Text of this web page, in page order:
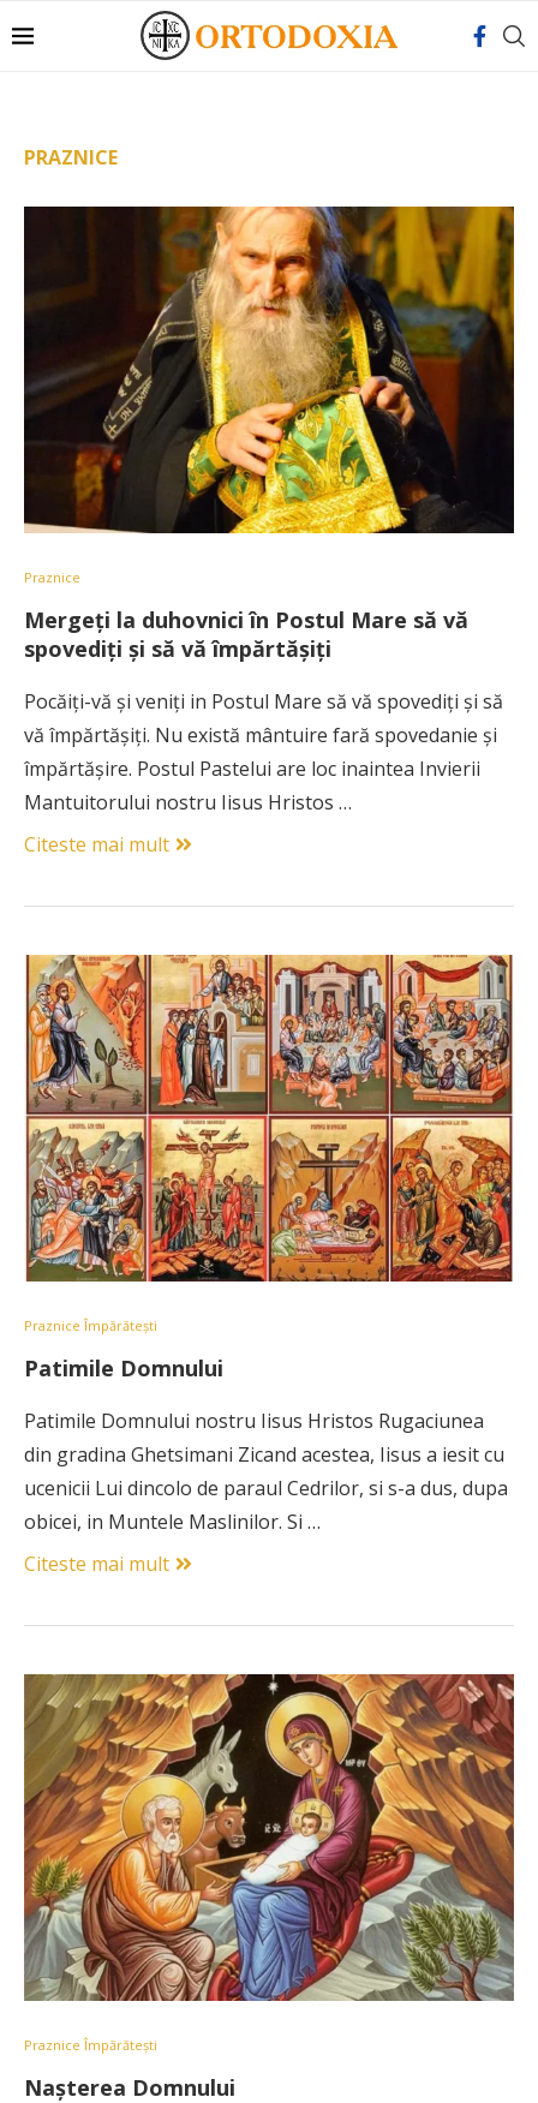
PRAZNICE
Praznice
Mergeţi la duhovnici în Postul Mare să vă
spovediţi şi să vă împărtăşiţi
Pocăiţi-vă şi veniţi in Postul Mare să vă spovediţi şi să
vă împărtăşiţi. Nu există mântuire fară spovedanie şi
împărtăşire. Postul Pastelui are loc inaintea Invierii
Mantuitorului nostru Iisus Hristos …
Citeste mai mult
Praznice Împărătești
Patimile Domnului
Patimile Domnului nostru Iisus Hristos Rugaciunea
din gradina Ghetsimani Zicand acestea, Iisus a iesit cu
ucenicii Lui dincolo de paraul Cedrilor, si s-a dus, dupa
obicei, in Muntele Maslinilor. Si …
Citeste mai mult
Praznice Împărătești
Nașterea Domnului